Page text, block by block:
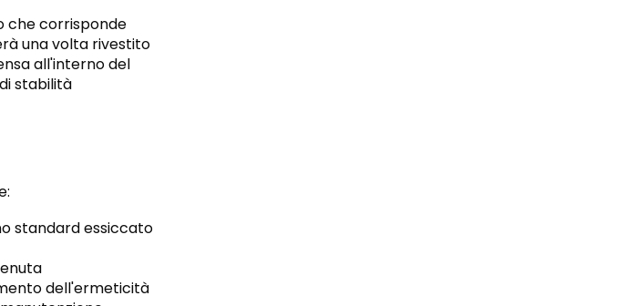
che corrisponde
una volta rivestito
all'interno del
stabilità
standard essiccato
dell'ermeticità